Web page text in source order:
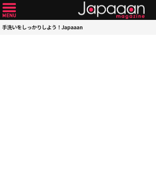
手洗いをしっかりしよう！Japaaan